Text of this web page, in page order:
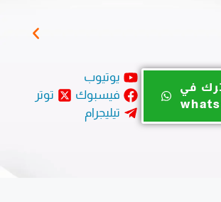
يوتيوب
فيسبوك
توتر
تيليجرام
في